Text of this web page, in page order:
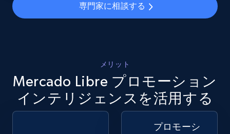
URL, Product id, Title, Seller name, Seller rating,
Seller reviews, Breadcrumbs, Root category, and
more.
専門家に相談する
メリット
Mercado Libre プロモーション
インテリジェンスを活用する
プロモーシ